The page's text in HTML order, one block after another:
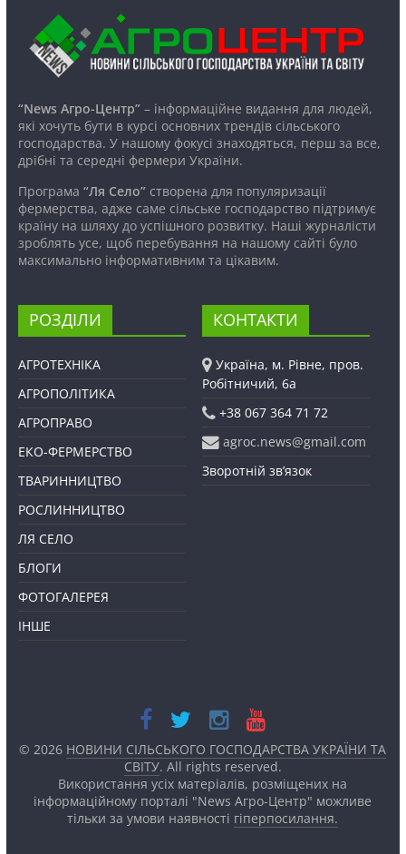
“News Агро-Центр”– інформаційне видання для людей,
які хочуть бути в курсі основних трендів сільського
господарства. У нашому фокусі знаходяться, перш за все,
дрібні та середні фермери України.
Програма “Ля Село”створена для популяризації
фермерства, адже саме сільське господарство підтримує
країну на шляху до успішного розвитку. Наші журналісти
зроблять усе, щоб перебування на нашому сайті було
максимально інформативним та цікавим.
РОЗДІЛИ
АГРОТЕХНІКА
АГРОПОЛІТИКА
АГРОПРАВО
ЕКО-ФЕРМЕРСТВО
ТВАРИННИЦТВО
РОСЛИННИЦТВО
ЛЯ СЕЛО
БЛОГИ
ФОТОГАЛЕРЕЯ
ІНШЕ
КОНТАКТИ
Україна, м. Рівне, пров.
Робітничий, 6а
+38 067 364 71 72
agroc.news@gmail.com
Зворотній зв’язок
© 2026 НОВИНИ СІЛЬСЬКОГО ГОСПОДАРСТВА УКРАЇНИ ТА
СВІТУ. All rights reserved.
Використання усіх матеріалів, розміщених на
інформаційному порталі "News Агро-Центр" можливе
тільки за умови наявності гіперпосилання.